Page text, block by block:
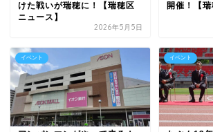
けた戦いが瑞穂に！【瑞穂区
ニュース】
2026年5月5日
開催！【瑞
イベント イベント